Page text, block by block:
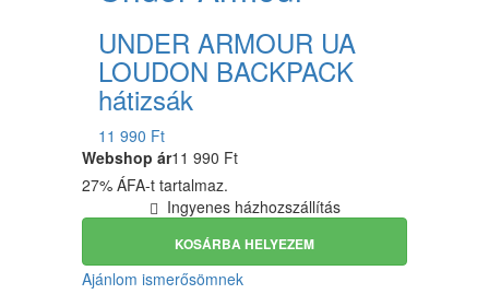
UNDER ARMOUR UA
LOUDON BACKPACK
hátizsák
11 990 Ft
Webshop ár11 990 Ft
27% ÁFA-t tartalmaz.
Ingyenes házhozszállítás
KOSÁRBA HELYEZEM
Ajánlom ismerősömnek